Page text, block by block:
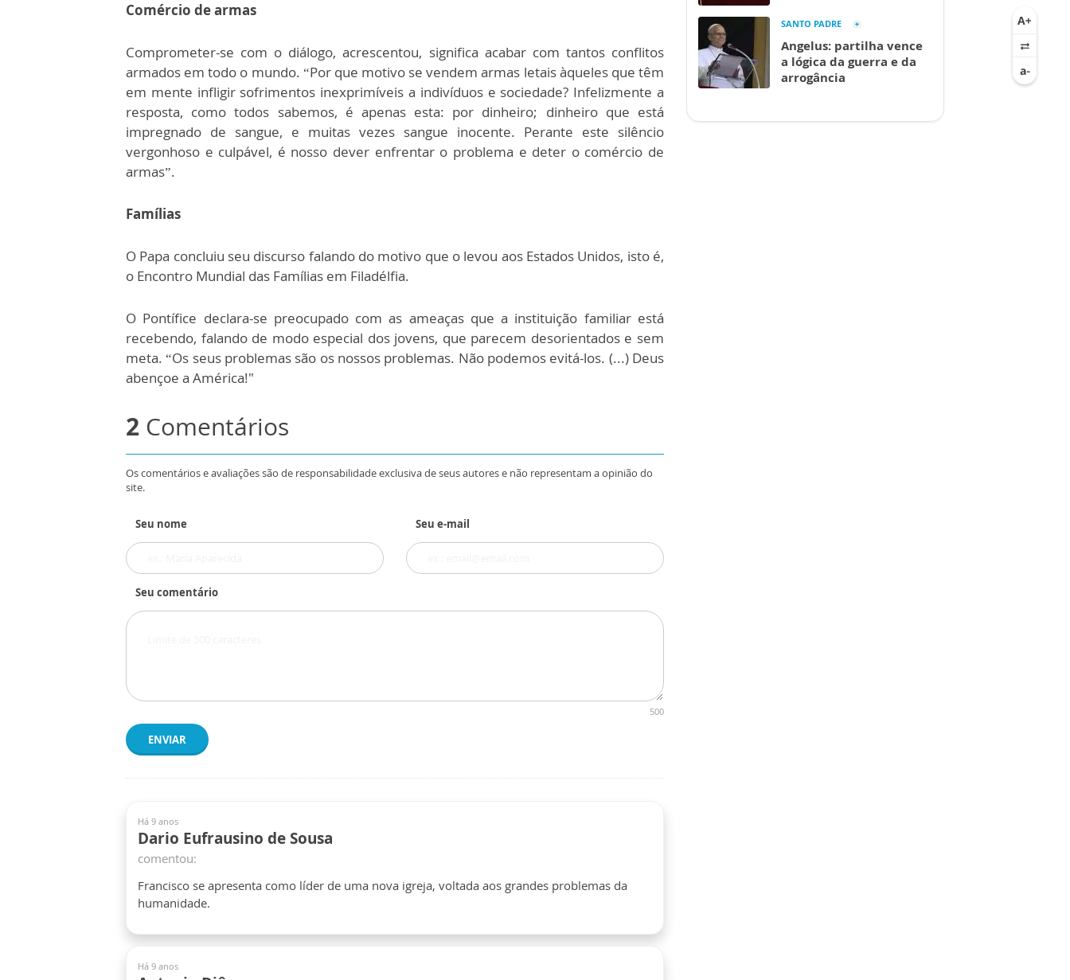
Comércio de armas
Comprometer-se com o diálogo, acrescentou, significa acabar com tantos conflitos
armados em todo o mundo. “Por que motivo se vendem armas letais àqueles que têm
em mente infligir sofrimentos inexprimíveis a indivíduos e sociedade? Infelizmente a
resposta, como todos sabemos, é apenas esta: por dinheiro; dinheiro que está
impregnado de sangue, e muitas vezes sangue inocente. Perante este silêncio
vergonhoso e culpável, é nosso dever enfrentar o problema e deter o comércio de
armas”.
Famílias
O Papa concluiu seu discurso falando do motivo que o levou aos Estados Unidos, isto é,
o Encontro Mundial das Famílias em Filadélfia.
O Pontífice declara-se preocupado com as ameaças que a instituição familiar está
recebendo, falando de modo especial dos jovens, que parecem desorientados e sem
meta. “Os seus problemas são os nossos problemas. Não podemos evitá-los. (...) Deus
abençoe a América!"
2 Comentários
Os comentários e avaliações são de responsabilidade exclusiva de seus autores e não representam a opinião do
site.
Seu nome Seu e-mail
Seu comentário
500
ENVIAR
Há 9 anos
Dario Eufrausino de Sousa
comentou:
Francisco se apresenta como líder de uma nova igreja, voltada aos grandes problemas da
humanidade.
Há 9 anos
SANTO PADRE
Angelus: partilha vence
a lógica da guerra e da
arrogância